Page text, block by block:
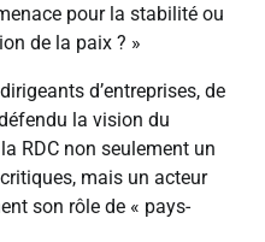
pour la stabilité ou
de la paix ? »
d’entreprises, de
la vision du
RDC non seulement un
mais un acteur
son rôle de « pays-